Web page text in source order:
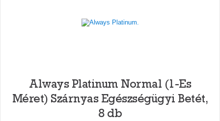
Always Platinum Normal (1-Es
Méret) Szárnyas Egészségügyi Betét,
8 db